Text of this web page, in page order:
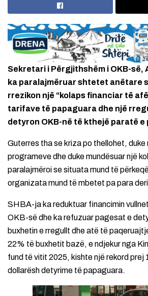
Sekretari i Përgjithshëm i OKB-së,
ka paralajmëruar shtetet anëtare
rrezikon një “kolaps financiar të
tarifave të papaguara dhe një
detyron OKB-në të kthejë paratë e
Guterres tha se kriza po thellohet,
programeve dhe duke mundësuar një
paralajmëroi se situata mund të
organizata mund të mbetet pa para deri
SHBA-ja ka reduktuar financimin
OKB-së dhe ka refuzuar pagesat e
buxhetin e rregullt dhe atë të
22% të buxhetit bazë, e ndjekur nga
fund të vitit 2025, kishte një rekord prej
dollarësh detyrime të papaguara.